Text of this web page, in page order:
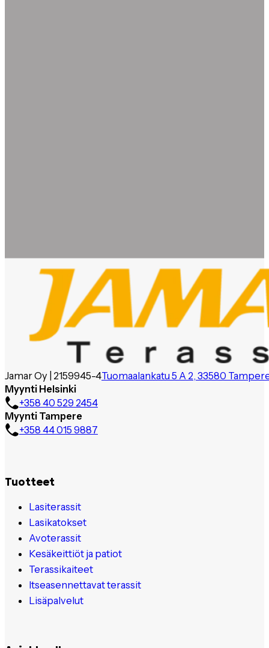
Jamar Oy | 2159945-4Tuomaalankatu 5 A 2, 33580
Myynti Helsinki
+358 40 529 2454
Myynti Tampere
+358 44 015 9887
Tuotteet
Lasiterassit
Lasikatokset
Avoterassit
Kesäkeittiöt ja patiot
Terassikaiteet
Itseasennettavat terassit
Lisäpalvelut